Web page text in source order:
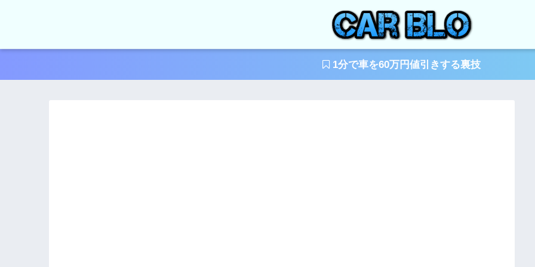
1分で車を60万円値引きする裏技